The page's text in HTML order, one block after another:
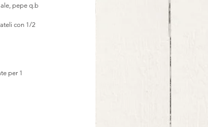
pepe q.b
con 1/2
per 1